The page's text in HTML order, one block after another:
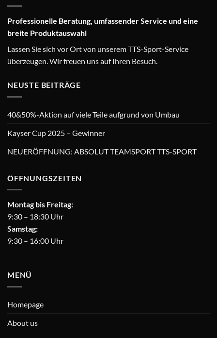
Professionelle Beratung, umfassender Service und eine
breite Produktauswahl
Lassen Sie sich vor Ort von unserem TTS-Sport-Service
überzeugen. Wir freuen uns auf Ihren Besuch.
NEUSTE BEITRÄGE
40&50%-Aktion auf viele Teile aufgrund von Umbau
Kayser Cup 2025 – Gewinner
NEUERÖFFNUNG: ABSOLUT TEAMSPORT TTS-SPORT
ÖFFNUNGSZEITEN
Montag bis Freitag:
9:30 – 18:30 Uhr
Samstag:
9:30 – 16:00 Uhr
MENÜ
Homepage
About us